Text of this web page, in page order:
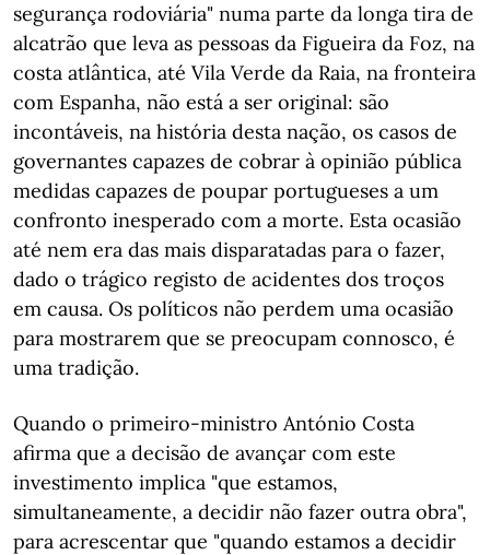
segurança rodoviária" numa parte da longa tira de
alcatrão que leva as pessoas da Figueira da Foz, na
costa atlântica, até Vila Verde da Raia, na fronteira
com Espanha, não está a ser original: são
incontáveis, na história desta nação, os casos de
governantes capazes de cobrar à opinião pública
medidas capazes de poupar portugueses a um
confronto inesperado com a morte. Esta ocasião
até nem era das mais disparatadas para o fazer,
dado o trágico registo de acidentes dos troços
em causa. Os políticos não perdem uma ocasião
para mostrarem que se preocupam connosco, é
uma tradição.
Quando o primeiro-ministro António Costa
afirma que a decisão de avançar com este
investimento implica "que estamos,
simultaneamente, a decidir não fazer outra obra",
para acrescentar que "quando estamos a decidir